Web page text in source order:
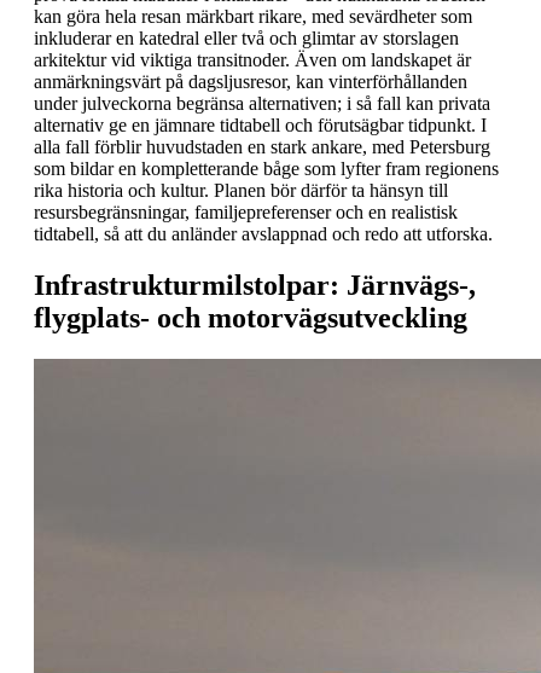
kan göra hela resan märkbart rikare, med sevärdheter som
inkluderar en katedral eller två och glimtar av storslagen
arkitektur vid viktiga transitnoder. Även om landskapet är
anmärkningsvärt på dagsljusresor, kan vinterförhållanden
under julveckorna begränsa alternativen; i så fall kan privata
alternativ ge en jämnare tidtabell och förutsägbar tidpunkt. I
alla fall förblir huvudstaden en stark ankare, med Petersburg
som bildar en kompletterande båge som lyfter fram regionens
rika historia och kultur. Planen bör därför ta hänsyn till
resursbegränsningar, familjepreferenser och en realistisk
tidtabell, så att du anländer avslappnad och redo att utforska.
Infrastrukturmilstolpar: Järnvägs-,
flygplats- och motorvägsutveckling